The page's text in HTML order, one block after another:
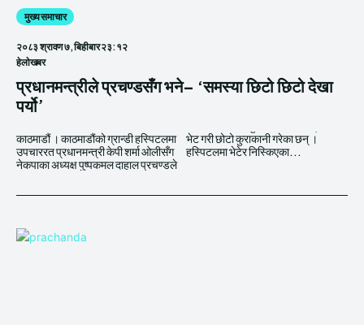
मुख्य समाचार
२०८३ श्रावण ७, बिहीबार २३:१२
हेलाेखबर
प्रधानमन्त्रीले प्रचण्डसँग भने– ‘समस्या छिटो छिटो देखा
पर्यो’
काठमाडौं । काठमाडौंको ग्रान्डी हस्पिटलमा
उपचाररत प्रधानमन्त्री केपी शर्मा ओलीसँग
नेकपाका अध्यक्ष पुष्पकमल दाहाल प्रचण्डले
भेट गरी छोटो कुराकानी गरेका छन् ।
हस्पिटलमा भेटेर निस्किएका...